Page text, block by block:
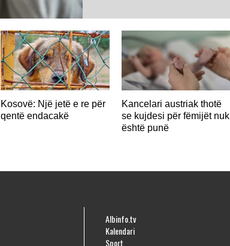
Kosovë: Një jetë e re për
qentë endacakë
Kancelari austriak thotë
se kujdesi për fëmijët nuk
është punë
Albinfo.tv
Kalendari
Sport